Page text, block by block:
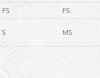
FS FS
S MS